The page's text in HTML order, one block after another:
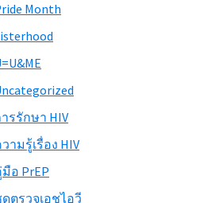
Month
รรักษา HIV
ามรู้เรื่อง HIV
อ PrEP
ตรวจเอชไอวี